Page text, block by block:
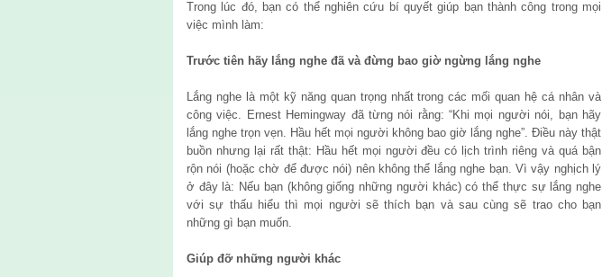
Trong lúc đó, bạn có thể nghiên cứu bí quyết giúp bạn thành công trong mọi
việc mình làm:
Trước tiên hãy lắng nghe đã và đừng bao giờ ngừng lắng nghe
Lắng nghe là một kỹ năng quan trọng nhất trong các mối quan hệ cá nhân và
công việc. Ernest Hemingway đã từng nói rằng: “Khi mọi người nói, bạn hãy
lắng nghe trọn vẹn. Hầu hết mọi người không bao giờ lắng nghe”. Điều này thật
buồn nhưng lại rất thật: Hầu hết mọi người đều có lịch trình riêng và quá bận
rộn nói (hoặc chờ để được nói) nên không thể lắng nghe bạn. Vì vậy nghịch lý
ở đây là: Nếu bạn (không giống những người khác) có thể thực sự lắng nghe
với sự thấu hiểu thì mọi người sẽ thích bạn và sau cùng sẽ trao cho bạn
những gì bạn muốn.
Giúp đỡ những người khác